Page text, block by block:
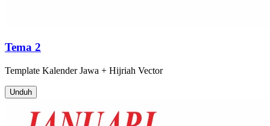
Tema 2
Template Kalender Jawa + Hijriah Vector
Unduh